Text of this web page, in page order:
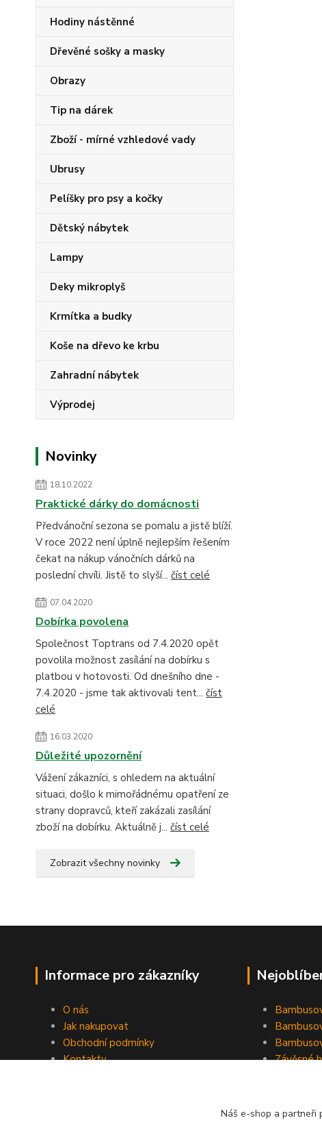
Hodiny nástěnné
Dřevěné sošky a masky
Obrazy
Tip na dárek
Zboží - mírné vzhledové vady
Ubrusy
Pelíšky pro psy a kočky
Dětský nábytek
Lampy
Deky mikroplyš
Krmítka a budky
Koše na dřevo ke krbu
Zahradní nábytek
Výprodej
Novinky
18.10.2022
Praktické dárky do domácnosti
Předvánoční sezona se pomalu a jistě blíží.
V roce 2022 není úplně nejlepším řešením
čekat na nákup vánočních dárků na
poslední chvíli. Jistě to slyší... číst celé
07.04.2020
Dobírka povolena
Společnost Toptrans od 7.4.2020 opět
povolila možnost zasílání na dobírku s
platbou v hotovosti. Od dnešního dne -
7.4.2020 - jsme tak aktivovali tent... číst
celé
16.03.2020
Důležité upozornění
Vážení zákazníci, s ohledem na aktuální
situaci, došlo k mimořádnému opatření ze
strany dopravců, kteří zakázali zasílání
zboží na dobírku. Aktuálně j... číst celé
Zobrazit všechny novinky
Informace pro zákazníky
O nás
Jak nakupovat
Obchodní podmínky
Kontakty
Závěsné
Náš e-shop a partneři